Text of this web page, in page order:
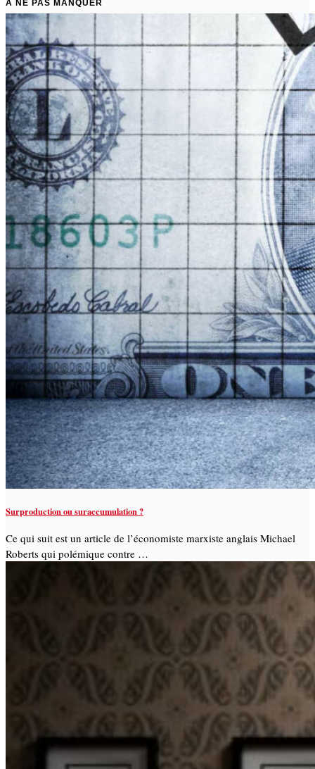
À NE PAS MANQUER
Surproduction ou suraccumulation ?
Ce qui suit est un article de l’économiste marxiste anglais Michael
Roberts qui polémique contre …